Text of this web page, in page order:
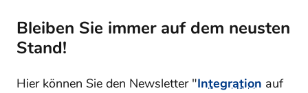
Bleiben Sie immer auf dem neusten
Stand!
Hier können Sie den Newsletter "Integration auf